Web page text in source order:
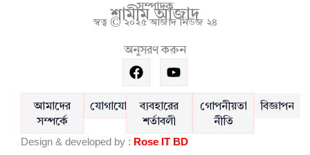
সম্পাদক
শামীম আজাদ
স্বত্ব © ২০২৫ আজাদ নিউজ ২৪
অনুসরণ করুন
F
a
c
e
b
o
o
Y
o
u
t
u
b
e
আমাদের
সম্পর্কে
যোগাযোগ
ব্যবহারের
শর্তাবলী
গোপনীয়তা
নীতি
বিজ্ঞাপন
Design & developed by : Rose IT BD